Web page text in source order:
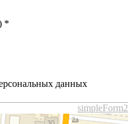
*
данных
simpleForm2